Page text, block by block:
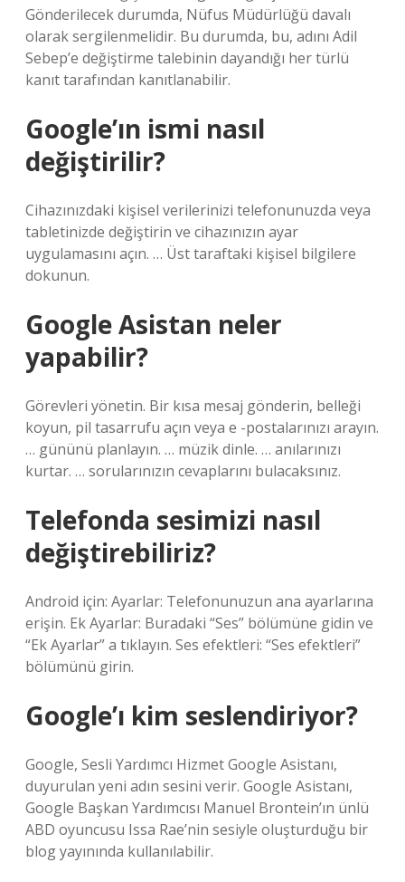
Gönderilecek durumda, Nüfus Müdürlüğü davalı
olarak sergilenmelidir. Bu durumda, bu, adını Adil
Sebep’e değiştirme talebinin dayandığı her türlü
kanıt tarafından kanıtlanabilir.
Google’ın ismi nasıl
değiştirilir?
Cihazınızdaki kişisel verilerinizi telefonunuzda veya
tabletinizde değiştirin ve cihazınızın ayar
uygulamasını açın. … Üst taraftaki kişisel bilgilere
dokunun.
Google Asistan neler
yapabilir?
Görevleri yönetin. Bir kısa mesaj gönderin, belleği
koyun, pil tasarrufu açın veya e -postalarınızı arayın.
… gününü planlayın. … müzik dinle. … anılarınızı
kurtar. … sorularınızın cevaplarını bulacaksınız.
Telefonda sesimizi nasıl
değiştirebiliriz?
Android için: Ayarlar: Telefonunuzun ana ayarlarına
erişin. Ek Ayarlar: Buradaki “Ses” bölümüne gidin ve
“Ek Ayarlar” a tıklayın. Ses efektleri: “Ses efektleri”
bölümünü girin.
Google’ı kim seslendiriyor?
Google, Sesli Yardımcı Hizmet Google Asistanı,
duyurulan yeni adın sesini verir. Google Asistanı,
Google Başkan Yardımcısı Manuel Brontein’ın ünlü
ABD oyuncusu Issa Rae’nin sesiyle oluşturduğu bir
blog yayınında kullanılabilir.